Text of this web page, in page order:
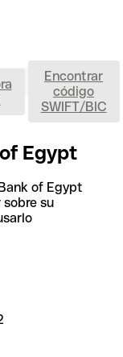
Encontrar
código
SWIFT/BIC
Egypt
of Egypt
su